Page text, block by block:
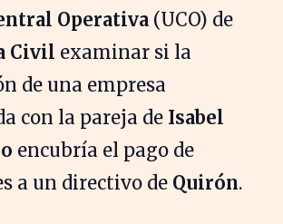
Operativa (UCO) de
Civil examinar si la
de una empresa
con la pareja de Isabel
encubría el pago de
a un directivo de Quirón.